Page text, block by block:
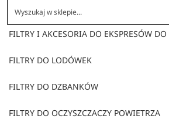
FILTRY I AKCESORIA DO EKSPRESÓW DO
FILTRY DO LODÓWEK
FILTRY DO DZBANKÓW
FILTRY DO OCZYSZCZACZY POWIETRZA